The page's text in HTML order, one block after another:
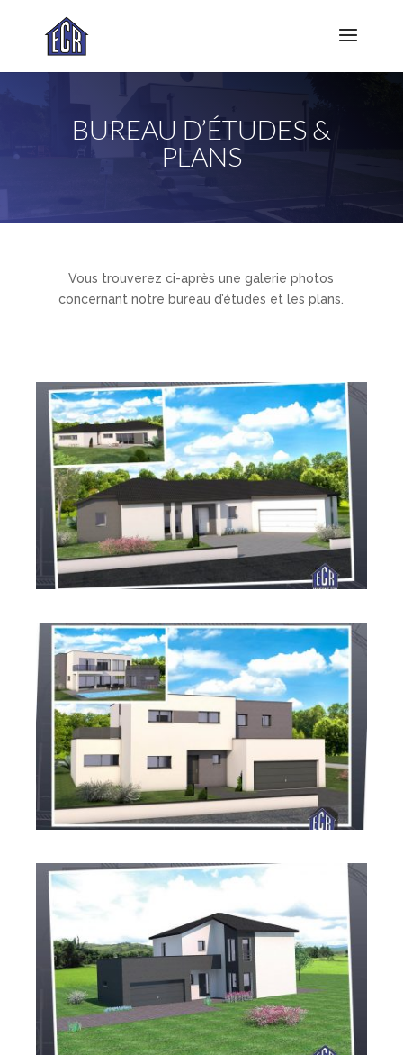
BUREAU D’ÉTUDES &
PLANS
Vous trouverez ci-après une galerie photos
concernant notre bureau d’études et les plans.